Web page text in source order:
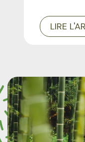
LIRE